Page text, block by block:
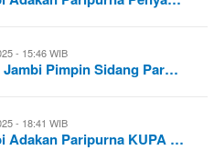
- 15:46 WIB
Jambi Pimpin Sidang Par…
- 18:41 WIB
Adakan Paripurna KUPA …